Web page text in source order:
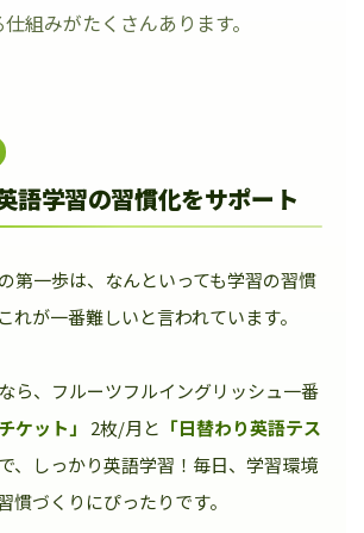
組みがたくさんあります。
語学習の習慣化をサポート
第一歩は、なんといっても学習の習慣
れが一番難しいと言われています。
ら、フルーツフルイングリッシュ一番
ケット」 2枚/月と 「日替わり英語テス
、しっかり英語学習！毎日、学習環境
慣づくりにぴったりです。